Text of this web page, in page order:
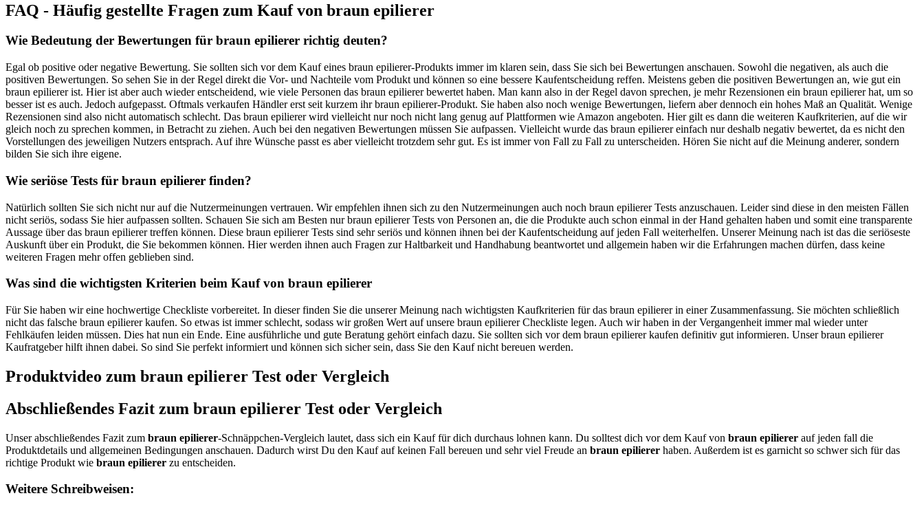
FAQ - Häufig gestellte Fragen zum Kauf von braun epilierer
Wie Bedeutung der Bewertungen für braun epilierer richtig deuten?
Egal ob positive oder negative Bewertung. Sie sollten sich vor dem Kauf eines braun epilierer-Produkts immer im klaren sein, dass Sie sich bei Bewertungen anschauen. Sowohl die negativen, als auch die
positiven Bewertungen. So sehen Sie in der Regel direkt die Vor- und Nachteile vom Produkt und können so eine bessere Kaufentscheidung reffen. Meistens geben die positiven Bewertungen an, wie gut ein
braun epilierer ist. Hier ist aber auch wieder entscheidend, wie viele Personen das braun epilierer bewertet haben. Man kann also in der Regel davon sprechen, je mehr Rezensionen ein braun epilierer hat, um so
besser ist es auch. Jedoch aufgepasst. Oftmals verkaufen Händler erst seit kurzem ihr braun epilierer-Produkt. Sie haben also noch wenige Bewertungen, liefern aber dennoch ein hohes Maß an Qualität. Wenige
Rezensionen sind also nicht automatisch schlecht. Das braun epilierer wird vielleicht nur noch nicht lang genug auf Plattformen wie Amazon angeboten. Hier gilt es dann die weiteren Kaufkriterien, auf die wir
gleich noch zu sprechen kommen, in Betracht zu ziehen. Auch bei den negativen Bewertungen müssen Sie aufpassen. Vielleicht wurde das braun epilierer einfach nur deshalb negativ bewertet, da es nicht den
Vorstellungen des jeweiligen Nutzers entsprach. Auf ihre Wünsche passt es aber vielleicht trotzdem sehr gut. Es ist immer von Fall zu Fall zu unterscheiden. Hören Sie nicht auf die Meinung anderer, sondern
bilden Sie sich ihre eigene.
Wie seriöse Tests für braun epilierer finden?
Natürlich sollten Sie sich nicht nur auf die Nutzermeinungen vertrauen. Wir empfehlen ihnen sich zu den Nutzermeinungen auch noch braun epilierer Tests anzuschauen. Leider sind diese in den meisten Fällen
nicht seriös, sodass Sie hier aufpassen sollten. Schauen Sie sich am Besten nur braun epilierer Tests von Personen an, die die Produkte auch schon einmal in der Hand gehalten haben und somit eine transparente
Aussage über das braun epilierer treffen können. Diese braun epilierer Tests sind sehr seriös und können ihnen bei der Kaufentscheidung auf jeden Fall weiterhelfen. Unserer Meinung nach ist das die seriöseste
Auskunft über ein Produkt, die Sie bekommen können. Hier werden ihnen auch Fragen zur Haltbarkeit und Handhabung beantwortet und allgemein haben wir die Erfahrungen machen dürfen, dass keine
weiteren Fragen mehr offen geblieben sind.
Was sind die wichtigsten Kriterien beim Kauf von braun epilierer
Für Sie haben wir eine hochwertige Checkliste vorbereitet. In dieser finden Sie die unserer Meinung nach wichtigsten Kaufkriterien für das braun epilierer in einer Zusammenfassung. Sie möchten schließlich
nicht das falsche braun epilierer kaufen. So etwas ist immer schlecht, sodass wir großen Wert auf unsere braun epilierer Checkliste legen. Auch wir haben in der Vergangenheit immer mal wieder unter
Fehlkäufen leiden müssen. Dies hat nun ein Ende. Eine ausführliche und gute Beratung gehört einfach dazu. Sie sollten sich vor dem braun epilierer kaufen definitiv gut informieren. Unser braun epilierer
Kaufratgeber hilft ihnen dabei. So sind Sie perfekt informiert und können sich sicher sein, dass Sie den Kauf nicht bereuen werden.
Produktvideo zum braun epilierer Test oder Vergleich
Abschließendes Fazit zum braun epilierer Test oder Vergleich
Unser abschließendes Fazit zum braun epilierer-Schnäppchen-Vergleich lautet, dass sich ein Kauf für dich durchaus lohnen kann. Du solltest dich vor dem Kauf von braun epilierer auf jeden fall die
Produktdetails und allgemeinen Bedingungen anschauen. Dadurch wirst Du den Kauf auf keinen Fall bereuen und sehr viel Freude an braun epilierer haben. Außerdem ist es garnicht so schwer sich für das
richtige Produkt wie braun epilierer zu entscheiden.
Weitere Schreibweisen: